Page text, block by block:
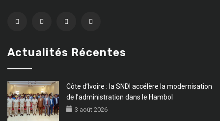
Actualités Récentes
Côte d’Ivoire : la SNDI accélère la modernisation
de l’administration dans le Hambol
3 août 2026